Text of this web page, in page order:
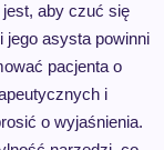
aby czuć się
jego asysta powinni
pacjenta o
i
o wyjaśnienia.